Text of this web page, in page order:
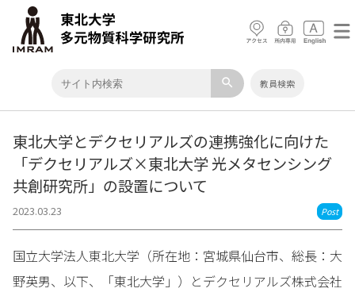
search 教員検索
東北大学とデクセリアルズの連携強化に向けた
「デクセリアルズ×東北大学 光メタセンシング
共創研究所」の設置について
2023.03.23 Post
国立大学法人東北大学（所在地：宮城県仙台市、総長：大
野英男、以下、「東北大学」）とデクセリアルズ株式会社